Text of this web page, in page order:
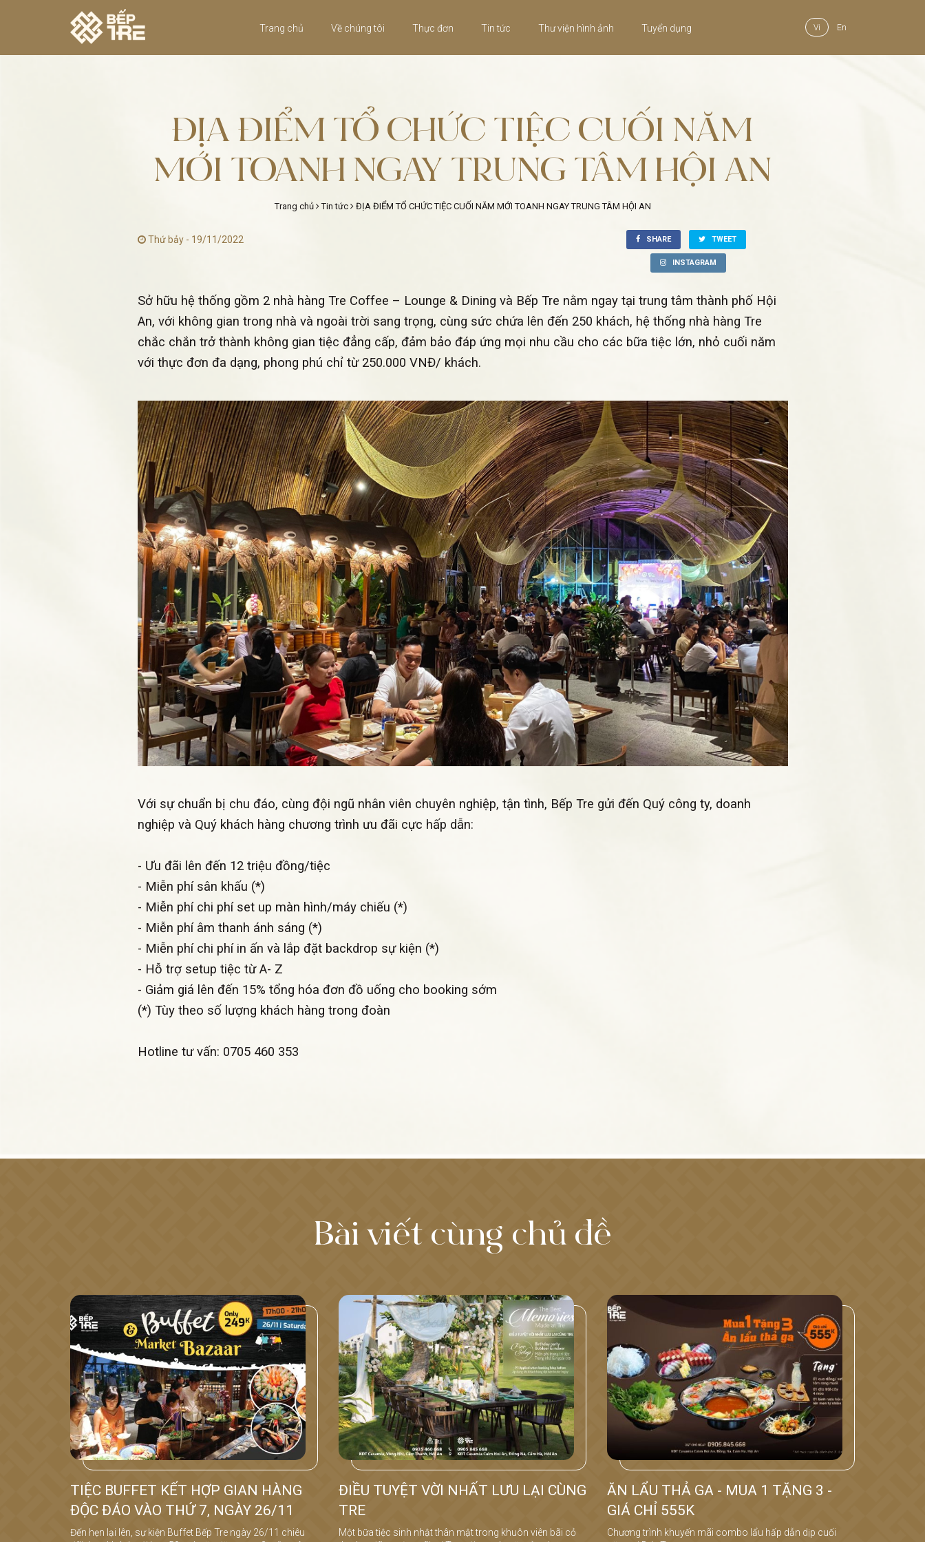
Vi En
Trang chủ Về chúng tôi Thực đơn Tin tức Thư viện hình ảnh Tuyển dụng
ĐỊA ĐIỂM TỔ CHỨC TIỆC CUỐI NĂM
MỚI TOANH NGAY TRUNG TÂM HỘI AN
Trang chủ Tin tức ĐỊA ĐIỂM TỔ CHỨC TIỆC CUỐI NĂM MỚI TOANH NGAY TRUNG TÂM HỘI AN
Thứ bảy - 19/11/2022 SHARE TWEET
INSTAGRAM
Sở hữu hệ thống gồm 2 nhà hàng Tre Coffee – Lounge & Dining và Bếp Tre nằm ngay tại trung tâm thành phố Hội
An, với không gian trong nhà và ngoài trời sang trọng, cùng sức chứa lên đến 250 khách, hệ thống nhà hàng Tre
chắc chắn trở thành không gian tiệc đẳng cấp, đảm bảo đáp ứng mọi nhu cầu cho các bữa tiệc lớn, nhỏ cuối năm
với thực đơn đa dạng, phong phú chỉ từ 250.000 VNĐ/ khách.
Với sự chuẩn bị chu đáo, cùng đội ngũ nhân viên chuyên nghiệp, tận tình, Bếp Tre gửi đến Quý công ty, doanh
nghiệp và Quý khách hàng chương trình ưu đãi cực hấp dẫn:
- Ưu đãi lên đến 12 triệu đồng/tiệc
- Miễn phí sân khấu (*)
- Miễn phí chi phí set up màn hình/máy chiếu (*)
- Miễn phí âm thanh ánh sáng (*)
- Miễn phí chi phí in ấn và lắp đặt backdrop sự kiện (*)
- Hỗ trợ setup tiệc từ A- Z
- Giảm giá lên đến 15% tổng hóa đơn đồ uống cho booking sớm
(*) Tùy theo số lượng khách hàng trong đoàn
Hotline tư vấn: 0705 460 353
Bài viết cùng chủ đề
TIỆC BUFFET KẾT HỢP GIAN HÀNG
ĐỘC ĐÁO VÀO THỨ 7, NGÀY 26/11
Đến hẹn lại lên, sự kiện Buffet Bếp Tre ngày 26/11 chiêu
ĐIỀU TUYỆT VỜI NHẤT LƯU LẠI CÙNG
TRE
Một bữa tiệc sinh nhật thân mật trong khuôn viên bãi cỏ
ĂN LẨU THẢ GA - MUA 1 TẶNG 3 -
GIÁ CHỈ 555K
Chương trình khuyến mãi combo lẩu hấp dẫn dịp cuối